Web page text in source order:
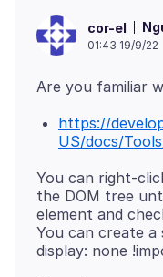
cor-el
01:43 19/9/22
https://
US/docs/
You can right-
the DOM tree
element and
You can create a